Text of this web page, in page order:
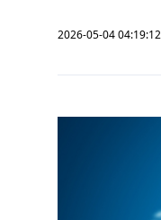
2026-05-04 04:19:12